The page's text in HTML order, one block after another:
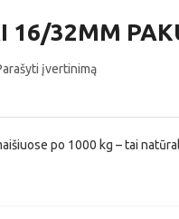
16/32MM
įvertinimą
po 1000 kg – tai